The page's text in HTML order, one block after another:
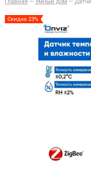
Главная — Умный дом —
Скидка 23%